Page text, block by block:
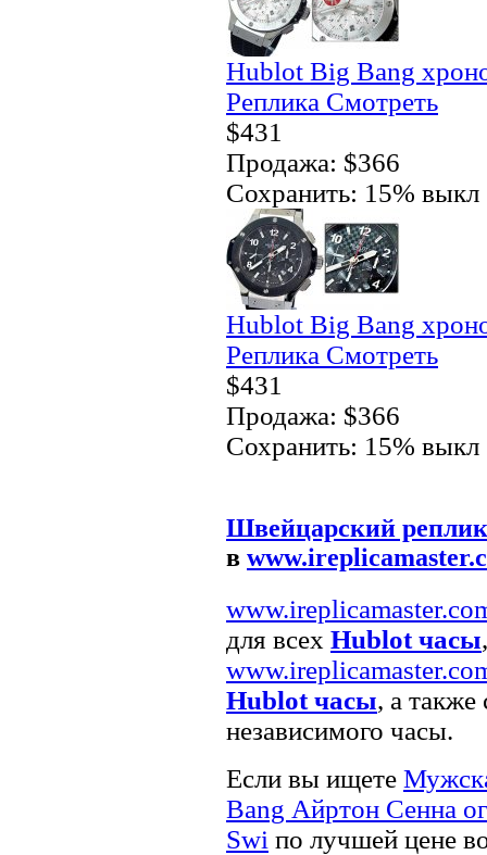
Hublot Big Bang
Реплика Смотреть
$431
Продажа: $366
Сохранить: 15% выкл
Hublot Big Bang
Реплика Смотреть
$431
Продажа: $366
Сохранить: 15% выкл
Швейцарский
в
для всех Hublot часы
Hublot часы, а
независимого часы.
Если вы ищете
Bang Айртон Сенна
Swi по лучшей цене